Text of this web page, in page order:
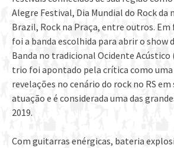
Alegre Festival, Dia Mundial do Rock da
Brazil, Rock na Praça, entre outros. Em
foi a banda escolhida para abrir o show
Banda no tradicional Ocidente Acústico
trio foi apontado pela crítica como uma
revelações no cenário do rock no RS
atuação e é considerada uma das
2019.
Com guitarras enérgicas, bateria